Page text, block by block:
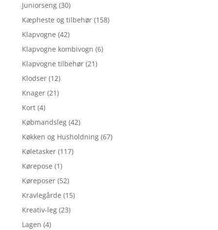
Juniorseng (30)
Kæpheste og tilbehør (158)
Klapvogne (42)
Klapvogne kombivogn (6)
Klapvogne tilbehør (21)
Klodser (12)
Knager (21)
Kort (4)
Købmandsleg (42)
Køkken og Husholdning (67)
Køletasker (117)
Kørepose (1)
Køreposer (52)
Kravlegårde (15)
Kreativ-leg (23)
Lagen (4)